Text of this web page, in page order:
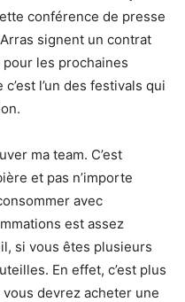
conférence de presse
signent un contrat
les prochaines
l’un des festivals qui
ma team. C’est
et pas n’importe
avec
est assez
si vous êtes plusieurs
En effet, c’est plus
devrez acheter une